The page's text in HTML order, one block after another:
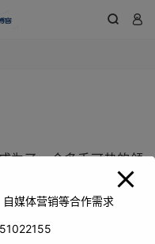
 
为了一个炙手可热的领
过自媒体实现赚钱的梦
，而是有着多种途径和
可能在这个领域收获财
媒体营销等合作需求